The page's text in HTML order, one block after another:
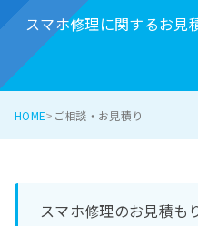
スマホ修理に関するお見
HOME ご相談・お見積り
スマホ修理のお見積も